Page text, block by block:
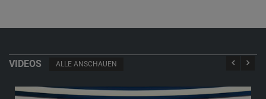
VIDEOS ALLE ANSCHAUEN